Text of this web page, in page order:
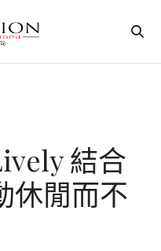
結合
休閒而不